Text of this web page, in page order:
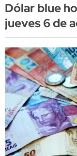
Dólar blue
jueves 6 de